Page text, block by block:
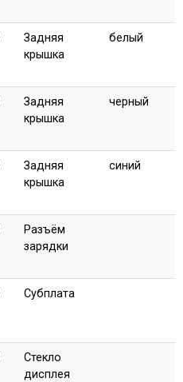
Задняя
крышка
белый
Задняя
крышка
черный
Задняя
крышка
синий
Разъём
зарядки
Субплата
Стекло
дисплея